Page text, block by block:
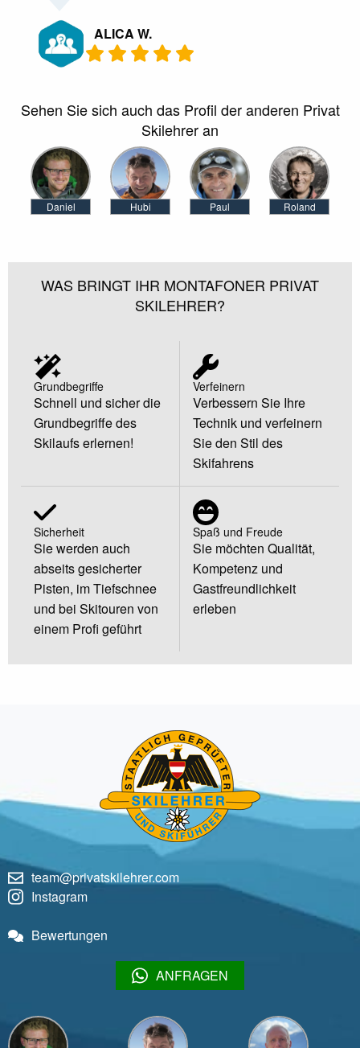
ALICA W.
Sehen Sie sich auch das Profil der anderen Privat
Skilehrer an
Daniel Hubi Paul Roland
WAS BRINGT IHR MONTAFONER PRIVAT
SKILEHRER?
Grundbegriffe
Schnell und sicher die
Grundbegriffe des
Skilaufs erlernen!
Verfeinern
Verbessern Sie Ihre
Technik und verfeinern
Sie den Stil des
Skifahrens
Sicherheit
Sie werden auch
abseits gesicherter
Pisten, im Tiefschnee
und bei Skitouren von
einem Profi geführt
Spaß und Freude
Sie möchten Qualität,
Kompetenz und
Gastfreundlichkeit
erleben
team@privatskilehrer.com
Instagram
Bewertungen
ANFRAGEN